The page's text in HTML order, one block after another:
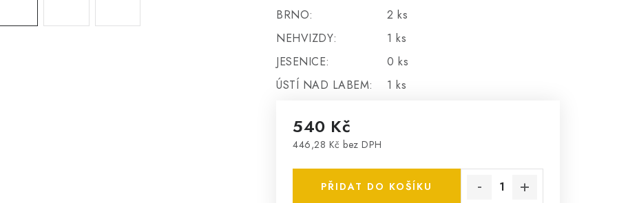
BRNO:
2 ks
NEHVIZDY:
1 ks
JESENICE:
0 ks
ÚSTÍ NAD LABEM:
1 ks
540 Kč
446,28 Kč bez DPH
PŘIDAT DO KOŠÍKU